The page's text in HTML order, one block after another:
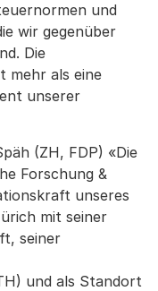
und
wir gegenüber
Die
mehr als eine
unserer
(ZH, FDP) «Die
Forschung &
unseres
mit seiner
seiner
und als Standort